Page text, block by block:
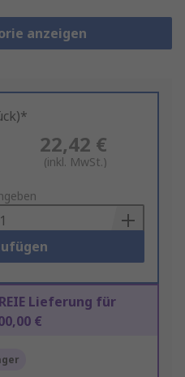
anzeigen
22,42 €
(inkl. MwSt.)
Lieferung für
€